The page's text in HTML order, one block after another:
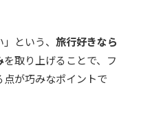
という、 旅行好きなら
を取り上げることで、フ
が巧みなポイントで